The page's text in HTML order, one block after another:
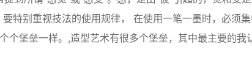
特别重视技法的使用规律， 在使用一笔一墨时，必须
个堡垒一样。,造型艺术有很多个堡垒，其中最主要的我